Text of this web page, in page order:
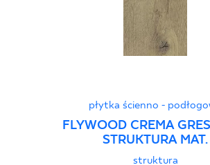
płytka ścienno -
FLYWOOD CREMA
STRUKTURA MAT.
struktura